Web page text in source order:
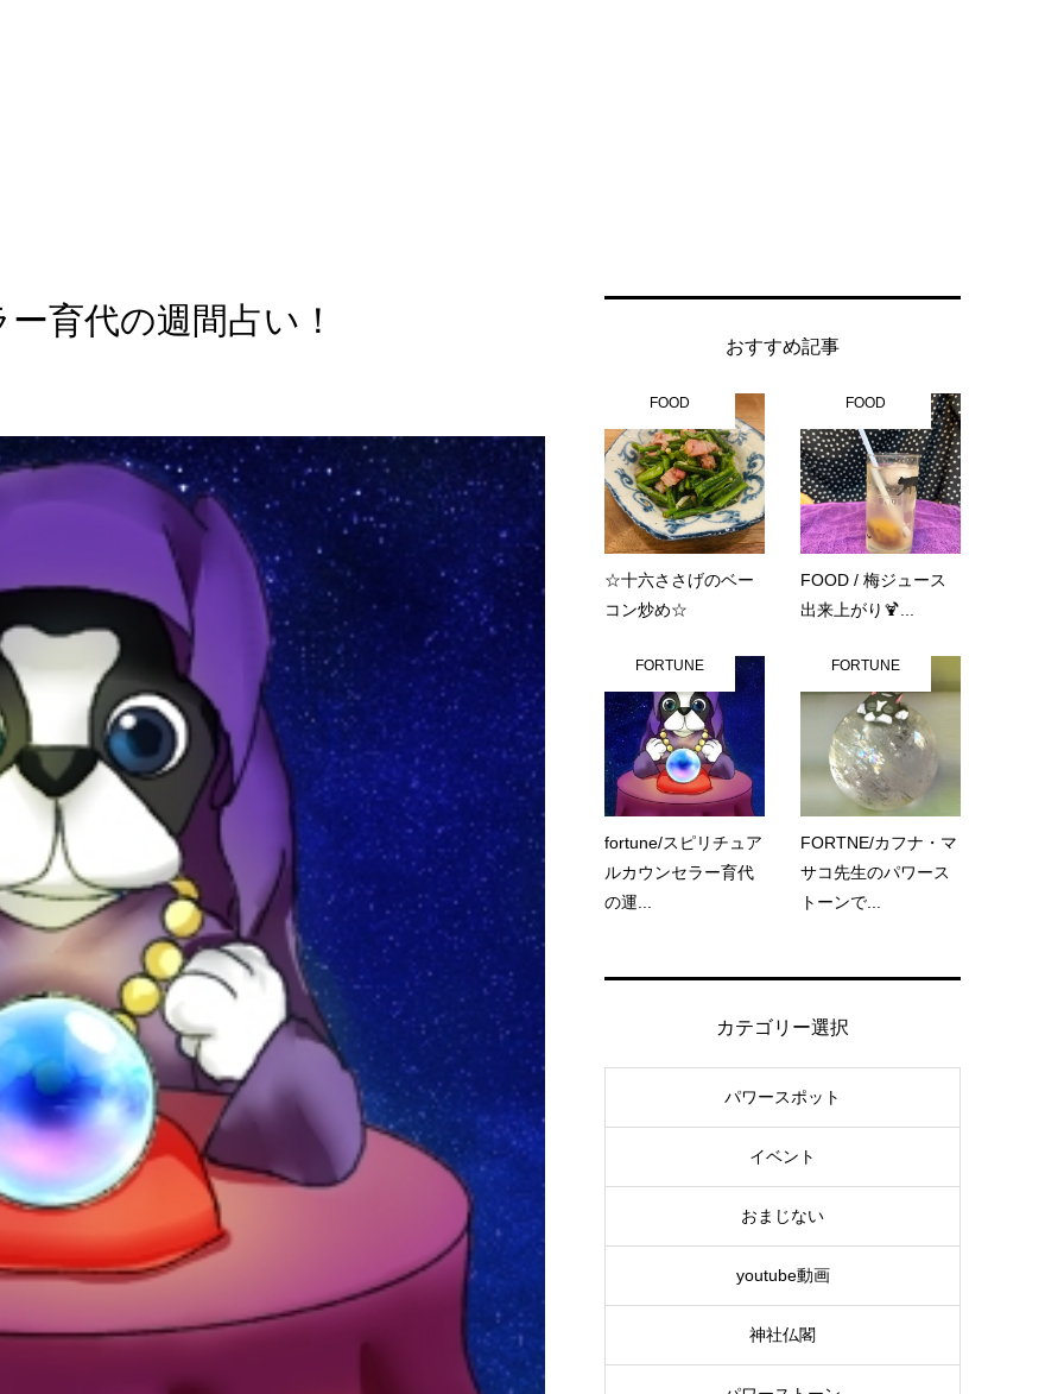
育代の週間占い！
おすすめ記事
FOOD
☆十六ささげのベー
コン炒め☆
FOOD
FOOD / 梅ジュース
出来上がり🍹...
FORTUNE
fortune/スピリチュア
ルカウンセラー育代
の運...
FORTUNE
FORTNE/カフナ・マ
サコ先生のパワース
トーンで...
カテゴリー選択
パワースポット
イベント
おまじない
youtube動画
神社仏閣